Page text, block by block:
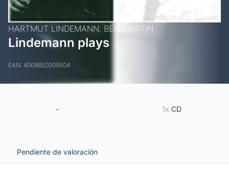
HARTMUT LINDEMANN, BEN MARTIN
Lindemann plays
EAN: 4009850009504
- 1x CD
Pendiente de valoración